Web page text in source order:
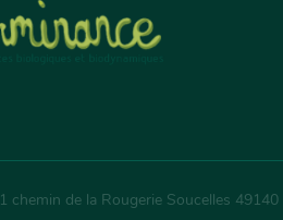
1 chemin de la Rougerie Soucelles 49140